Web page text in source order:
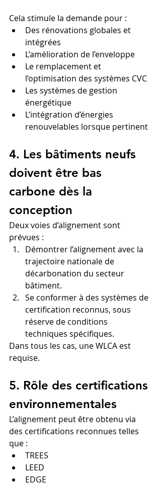
Cela stimule la demande pour :
Des rénovations globales et
intégrées
L’amélioration de l’enveloppe
Le remplacement et
l’optimisation des systèmes CVC
Les systèmes de gestion
énergétique
L’intégration d’énergies
renouvelables lorsque pertinent
4. Les bâtiments neufs
doivent être bas
carbone dès la
conception
Deux voies d’alignement sont
prévues :
Démontrer l’alignement avec la
trajectoire nationale de
décarbonation du secteur
bâtiment.
Se conformer à des systèmes de
certification reconnus, sous
réserve de conditions
techniques spécifiques.
Dans tous les cas, une WLCA est
requise.
5. Rôle des certifications
environnementales
L’alignement peut être obtenu via
des certifications reconnues telles
que :
TREES
LEED
EDGE